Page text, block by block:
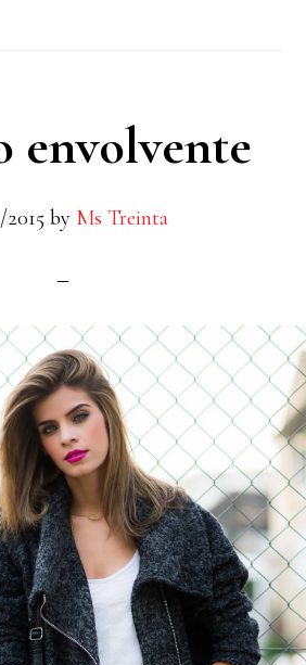
envolvente
2015 by Ms Treinta